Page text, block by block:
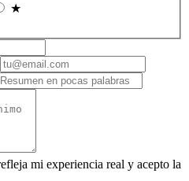
★
mi experiencia real y acepto la